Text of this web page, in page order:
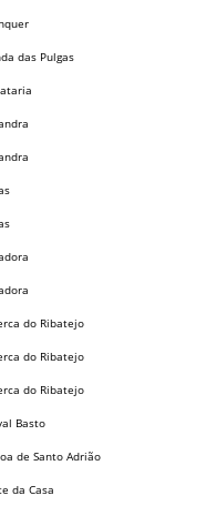
das Pulgas
do Ribatejo
do Ribatejo
do Ribatejo
Basto
de Santo Adrião
da Casa